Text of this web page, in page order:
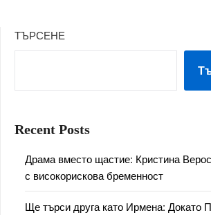
ТЪРСЕНЕ
Recent Posts
Драма вместо щастие: Кристина
с високорискова бременност
Ще търси друга като Ирмена: Докато